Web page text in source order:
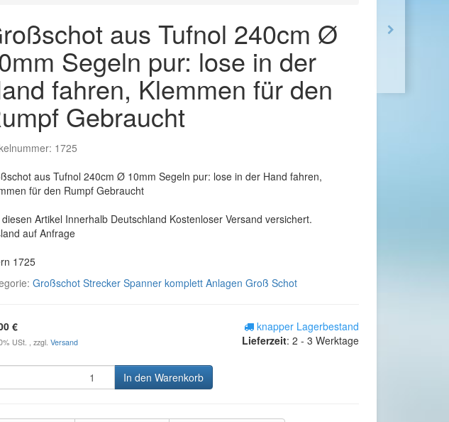
aus Tufnol 240cm Ø
Segeln pur: lose in der
fahren, Klemmen für den
Gebraucht
1725
aus Tufnol 240cm Ø 10mm Segeln pur: lose in der Hand fahren,
für den Rumpf Gebraucht
Artikel Innerhalb Deutschland Kostenloser Versand versichert.
auf Anfrage
1725
Großschot Strecker Spanner komplett Anlagen Groß Schot
€
USt. , zzgl. Versand
knapper Lagerbestand
Lieferzeit: 2 - 3 Werktage
In den Warenkorb